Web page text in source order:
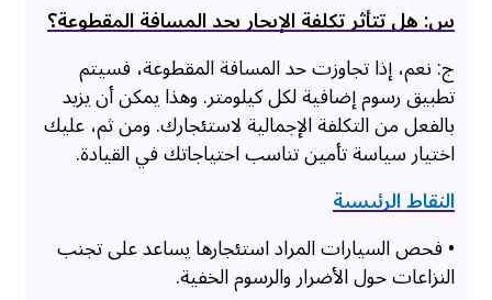
س: هل تتأثر تكلفة الإيجار بحد المسافة المقطوعة؟
ج: نعم، إذا تجاوزت حد المسافة المقطوعة، فسيتم
تطبيق رسوم إضافية لكل كيلومتر. وهذا يمكن أن يزيد
بالفعل من التكلفة الإجمالية لاستئجارك. ومن ثم، عليك
اختيار سياسة تأمين تناسب احتياجاتك في القيادة.
النقاط الرئيسية
• فحص السيارات المراد استئجارها يساعد على تجنب
النزاعات حول الأضرار والرسوم الخفية.